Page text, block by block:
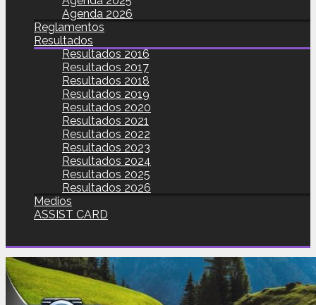
Agenda 2026
Reglamentos
Resultados
Resultados 2016
Resultados 2017
Resultados 2018
Resultados 2019
Resultados 2020
Resultados 2021
Resultados 2022
Resultados 2023
Resultados 2024
Resultados 2025
Resultados 2026
Medios
ASSIST CARD